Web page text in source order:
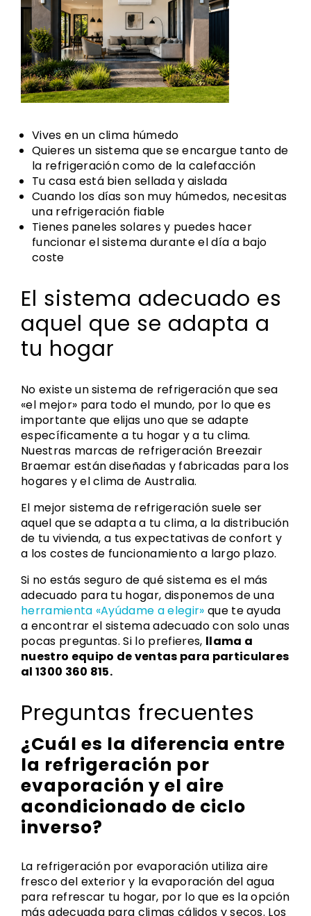
Vives en un clima húmedo
Quieres un sistema que se encargue tanto de
la refrigeración como de la calefacción
Tu casa está bien sellada y aislada
Cuando los días son muy húmedos, necesitas
una refrigeración fiable
Tienes paneles solares y puedes hacer
funcionar el sistema durante el día a bajo
coste
El sistema adecuado es
aquel que se adapta a
tu hogar
No existe un sistema de refrigeración que sea
«el mejor» para todo el mundo, por lo que es
importante que elijas uno que se adapte
específicamente a tu hogar y a tu clima.
Nuestras marcas de refrigeración Breezair
Braemar están diseñadas y fabricadas para los
hogares y el clima de Australia.
El mejor sistema de refrigeración suele ser
aquel que se adapta a tu clima, a la distribución
de tu vivienda, a tus expectativas de confort y
a los costes de funcionamiento a largo plazo.
Si no estás seguro de qué sistema es el más
adecuado para tu hogar, disponemos de una
herramienta «Ayúdame a elegir» que te ayuda
a encontrar el sistema adecuado con solo unas
pocas preguntas. Si lo prefieres, llama a
nuestro equipo de ventas para particulares
al 1300 360 815.
Preguntas frecuentes
¿Cuál es la diferencia entre
la refrigeración por
evaporación y el aire
acondicionado de ciclo
inverso?
La refrigeración por evaporación utiliza aire
fresco del exterior y la evaporación del agua
para refrescar tu hogar, por lo que es la opción
más adecuada para climas cálidos y secos. Los